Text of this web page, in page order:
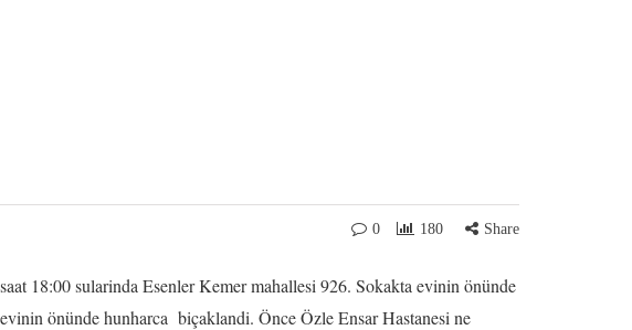
0 180 Share
18:00 sularinda Esenler Kemer mahallesi 926. Sokakta evinin önünde
önünde hunharca biçaklandi. Önce Özle Ensar Hastanesi ne